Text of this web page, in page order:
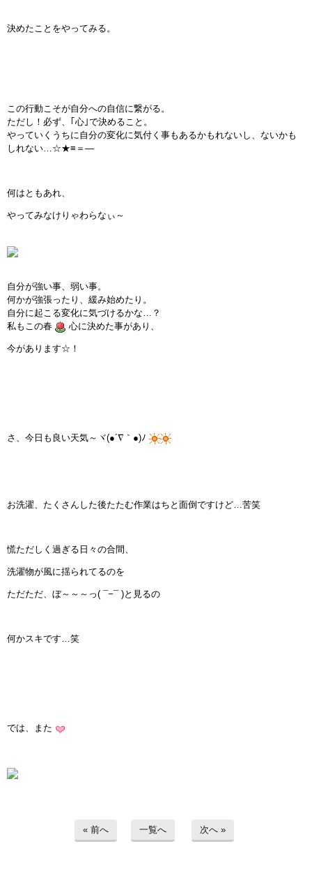
決めたことをやってみる。
この行動こそが自分への自信に繋がる。
ただし！必ず、｢心｣で決めること。
やっていくうちに自分の変化に気付く事もあるかもれないし、ないかも
しれない…☆★≡＝―
何はともあれ、
やってみなけりゃわらなぃ～
自分が強い事、弱い事。
何かが強張ったり、緩み始めたり。
自分に起こる変化に気づけるかな…？
私もこの春
心に決めた事があり、
今があります☆！
さ、今日も良い天気～ヾ(●´∇｀●)ﾉ
お洗濯、たくさんした後たたむ作業はちと面倒ですけど…苦笑
慌ただしく過ぎる日々の合間、
洗濯物が風に揺られてるのを
ただただ、ぼ～～～っ( ¯−¯ )と見るの
何かスキです…笑
では、また
« 前へ 一覧へ 次へ »